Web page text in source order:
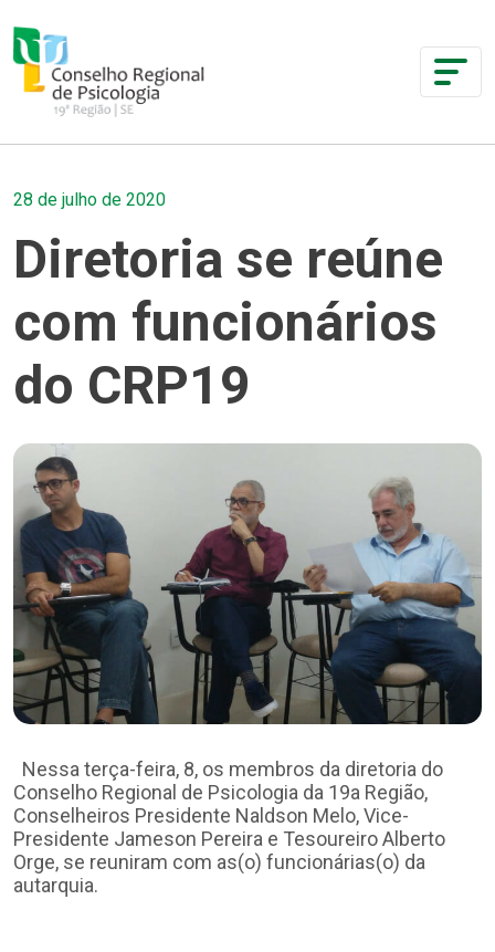
28 de julho de 2020
Diretoria se reúne
com funcionários
do CRP19
Nessa terça-feira, 8, os membros da diretoria do
Conselho Regional de Psicologia da 19a Região,
Conselheiros Presidente Naldson Melo, Vice-
Presidente Jameson Pereira e Tesoureiro Alberto
Orge, se reuniram com as(o) funcionárias(o) da
autarquia.